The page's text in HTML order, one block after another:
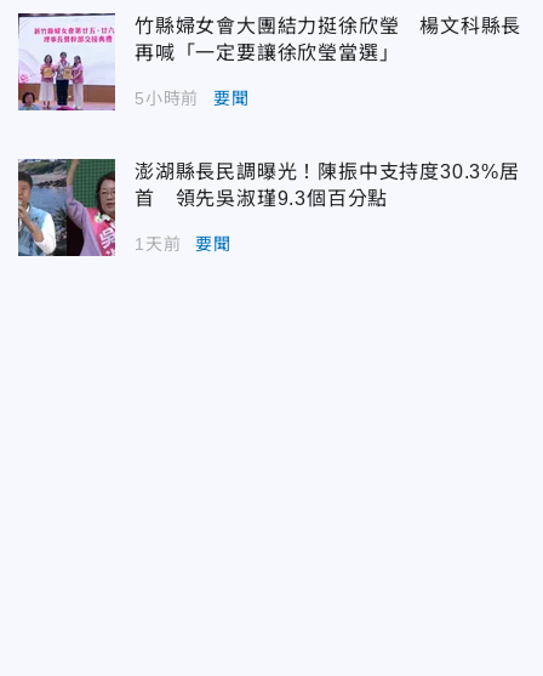
竹縣婦女會大團結力挺徐欣瑩 楊文科縣長
再喊「一定要讓徐欣瑩當選」
5小時前 要聞
澎湖縣長民調曝光！陳振中支持度30.3%居
首 領先吳淑瑾9.3個百分點
1天前 要聞